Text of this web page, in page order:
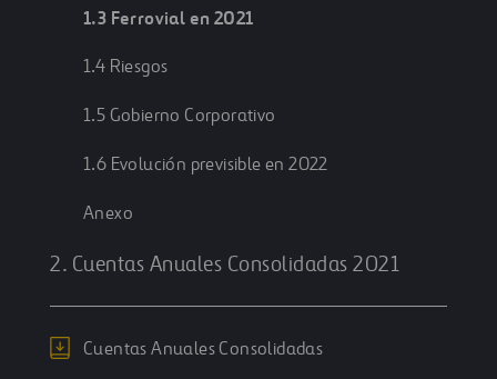
1.3 Ferrovial en 2021
1.4 Riesgos
1.5 Gobierno Corporativo
1.6 Evolución previsible en 2022
Anexo
2. Cuentas Anuales Consolidadas 2021
Cuentas Anuales Consolidadas